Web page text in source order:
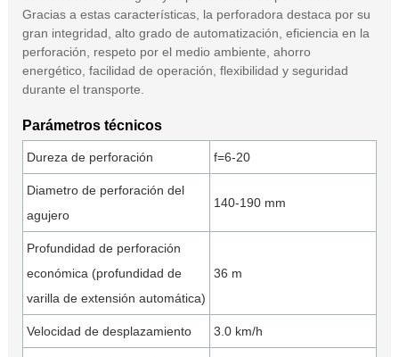
Gracias a estas características, la perforadora destaca por su
gran integridad, alto grado de automatización, eficiencia en la
perforación, respeto por el medio ambiente, ahorro
energético, facilidad de operación, flexibilidad y seguridad
durante el transporte.
Parámetros técnicos
Dureza de perforación f=6-20
Diametro de perforación del
agujero
140-190 mm
Profundidad de perforación
económica (profundidad de
varilla de extensión automática)
36 m
Velocidad de desplazamiento 3.0 km/h